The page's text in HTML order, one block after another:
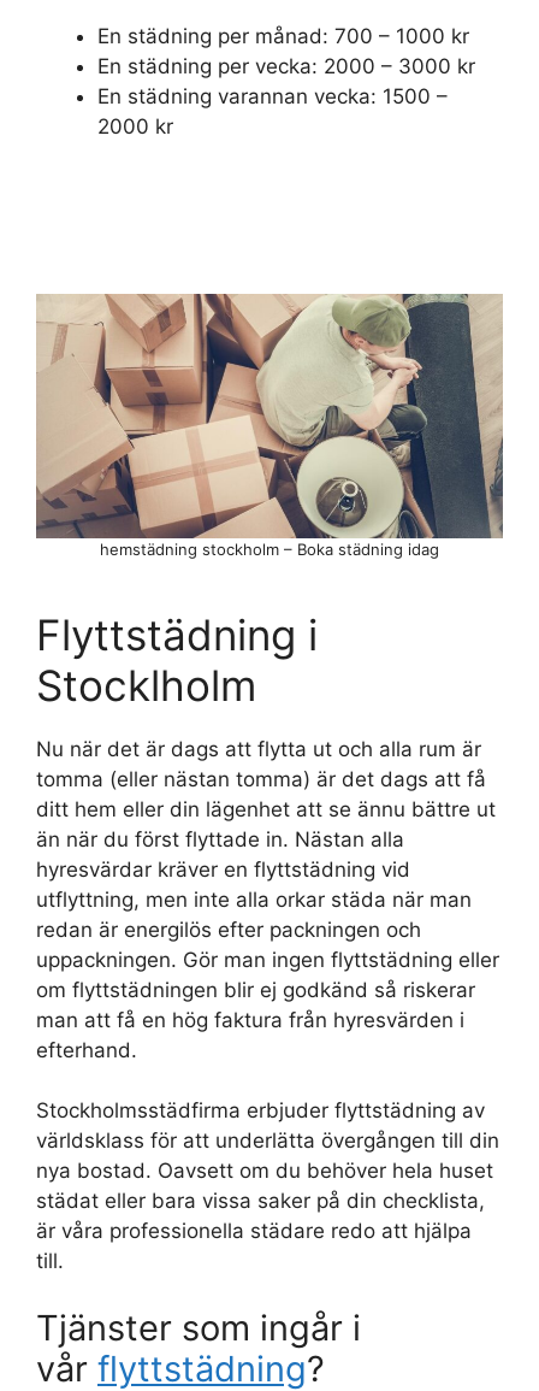
En städning per månad: 700 – 1000 kr
En städning per vecka: 2000 – 3000 kr
En städning varannan vecka: 1500 –
2000 kr
Flyttstädning i
Stocklholm
Nu när det är dags att flytta ut och alla rum är
tomma (eller nästan tomma) är det dags att få
ditt hem eller din lägenhet att se ännu bättre ut
än när du först flyttade in. Nästan alla
hyresvärdar kräver en flyttstädning vid
utflyttning, men inte alla orkar städa när man
redan är energilös efter packningen och
uppackningen. Gör man ingen flyttstädning eller
om flyttstädningen blir ej godkänd så riskerar
man att få en hög faktura från hyresvärden i
efterhand.
Stockholmsstädfirma erbjuder flyttstädning av
världsklass för att underlätta övergången till din
nya bostad. Oavsett om du behöver hela huset
städat eller bara vissa saker på din checklista,
är våra professionella städare redo att hjälpa
till.
Tjänster som ingår i
vår flyttstädning?
hemstädning stockholm – Boka städning idag